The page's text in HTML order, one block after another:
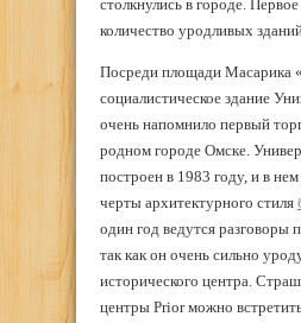
столкнулись в городе.
количество уродливых
Посреди площади Масарика
социалистическое здание
очень напомнило первый
родном городе Омске.
построен в 1983 году, и в
черты архитектурного стиля
один год ведутся разговоры
так как он очень сильно
исторического центра.
центры Prior можно